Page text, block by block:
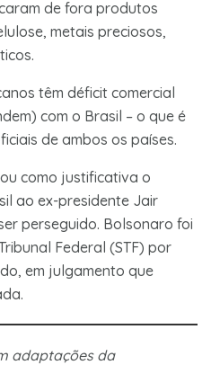
de fora produtos
metais preciosos,
têm déficit comercial
com o Brasil – o que é
de ambos os países.
como justificativa o
ao ex-presidente Jair
perseguido. Bolsonaro foi
Federal (STF) por
em julgamento que
adaptações da